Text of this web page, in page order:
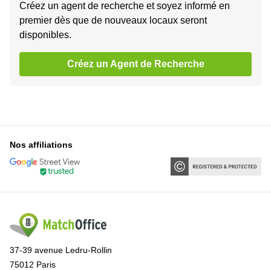
Créez un agent de recherche et soyez informé en
premier dès que de nouveaux locaux seront
disponibles.
Créez un Agent de Recherche
Nos affiliations
37-39 avenue Ledru-Rollin
75012 Paris